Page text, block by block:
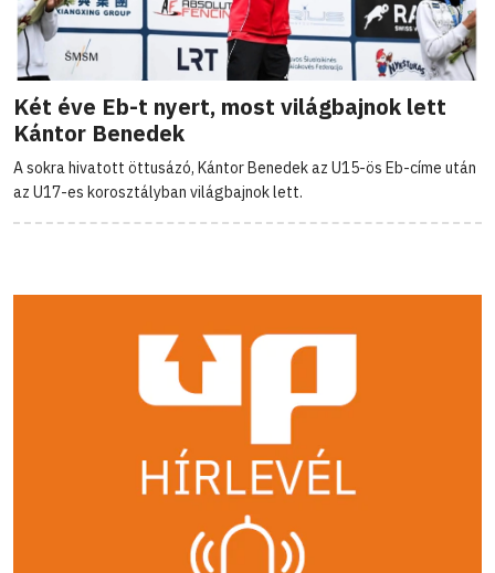
Két éve Eb-t nyert, most világbajnok lett
Kántor Benedek
A sokra hivatott öttusázó, Kántor Benedek az U15-ös Eb-címe után
az U17-es korosztályban világbajnok lett.